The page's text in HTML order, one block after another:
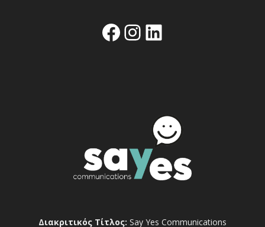
Facebook
Instagram
Linkedin
Διακριτικός Τίτλος: Say Yes Communications